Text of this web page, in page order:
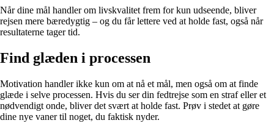
Når dine mål handler om livskvalitet frem for kun udseende, bliver
rejsen mere bæredygtig – og du får lettere ved at holde fast, også når
resultaterne tager tid.
Find glæden i processen
Motivation handler ikke kun om at nå et mål, men også om at finde
glæde i selve processen. Hvis du ser din fedtrejse som en straf eller et
nødvendigt onde, bliver det svært at holde fast. Prøv i stedet at gøre
dine nye vaner til noget, du faktisk nyder.